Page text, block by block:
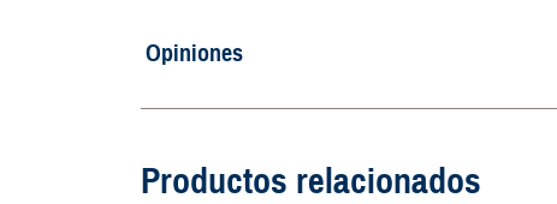
Opiniones
Productos relacionados